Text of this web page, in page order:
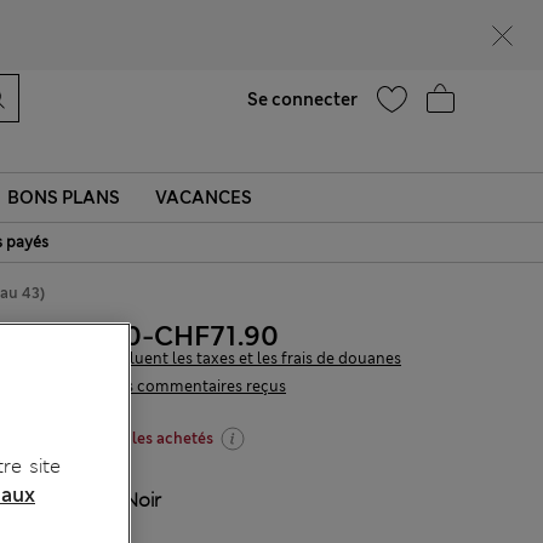
Se connecter
BONS PLANS VACANCES
payés
43)
15 les commentaires reçus
CHF67.90-CHF71.90
Tous les prix incluent les taxes et les frais de douanes
-20 % dès 2 articles achetés
COULEUR: Noir
site